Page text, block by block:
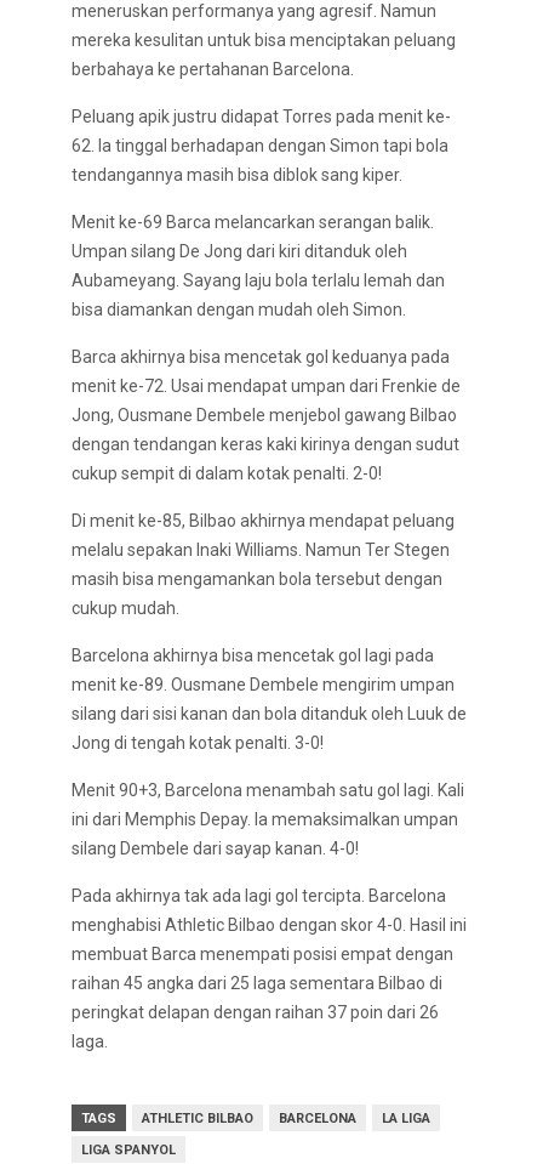
meneruskan performanya yang agresif. Namun
mereka kesulitan untuk bisa menciptakan peluang
berbahaya ke pertahanan Barcelona.
Peluang apik justru didapat Torres pada menit ke-
62. Ia tinggal berhadapan dengan Simon tapi bola
tendangannya masih bisa diblok sang kiper.
Menit ke-69 Barca melancarkan serangan balik.
Umpan silang De Jong dari kiri ditanduk oleh
Aubameyang. Sayang laju bola terlalu lemah dan
bisa diamankan dengan mudah oleh Simon.
Barca akhirnya bisa mencetak gol keduanya pada
menit ke-72. Usai mendapat umpan dari Frenkie de
Jong, Ousmane Dembele menjebol gawang Bilbao
dengan tendangan keras kaki kirinya dengan sudut
cukup sempit di dalam kotak penalti. 2-0!
Di menit ke-85, Bilbao akhirnya mendapat peluang
melalu sepakan Inaki Williams. Namun Ter Stegen
masih bisa mengamankan bola tersebut dengan
cukup mudah.
Barcelona akhirnya bisa mencetak gol lagi pada
menit ke-89. Ousmane Dembele mengirim umpan
silang dari sisi kanan dan bola ditanduk oleh Luuk de
Jong di tengah kotak penalti. 3-0!
Menit 90+3, Barcelona menambah satu gol lagi. Kali
ini dari Memphis Depay. Ia memaksimalkan umpan
silang Dembele dari sayap kanan. 4-0!
Pada akhirnya tak ada lagi gol tercipta. Barcelona
menghabisi Athletic Bilbao dengan skor 4-0. Hasil ini
membuat Barca menempati posisi empat dengan
raihan 45 angka dari 25 laga sementara Bilbao di
peringkat delapan dengan raihan 37 poin dari 26
laga.
TAGS ATHLETIC BILBAO BARCELONA
LA LIGA
LIGA SPANYOL